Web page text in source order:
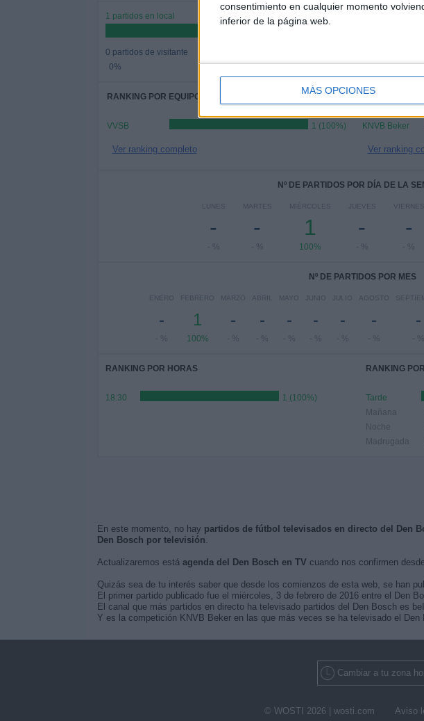
consentimiento en cualquier momento
inferior de la página web.
MÁS OPCIONES
1 partidos en local
0 partidos de visitante
0%
RANKING POR EQUIPOS
VVSB 1 (100%)
Ver ranking completo
RANKING POR
KNVB Beker
Ver ranking
Nº DE PARTIDOS POR DÍA DE LA
LUNES
-
- %
MARTES
-
- %
MIÉRCOLES
1
100%
JUEVES
-
- %
VIERNES
-
- %
Nº DE PARTIDOS POR MES
ENERO
-
- %
FEBRERO
1
100%
MARZO
-
- %
ABRIL
-
- %
MAYO
-
- %
JUNIO
-
- %
JULIO
-
- %
AGOSTO
-
- %
-
- %
RANKING POR HORAS
18:30 1 (100%)
RANKING
Tarde
Mañana
Noche
Madrugada
En este momento, no hay partidos de fútbol televisados en directo del Den
Den Bosch por televisión.
Actualizaremos está agenda del Den Bosch en TV cuando nos confirmen
Quizás sea de tu interés saber que desde los comienzos de esta web, se han
El primer partido publicado fue el miércoles, 3 de febrero de 2016 entre el Den
El canal que más partidos en directo ha televisado partidos del Den Bosch es
Y es la competición KNVB Beker en las que más veces se ha televisado el
Cambiar a tu zona
© WOSTI 2026 | wosti.com Aviso